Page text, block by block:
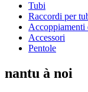
Tubi
Raccordi per
Accoppiamenti
Accessori
Pentole
nantu à noi